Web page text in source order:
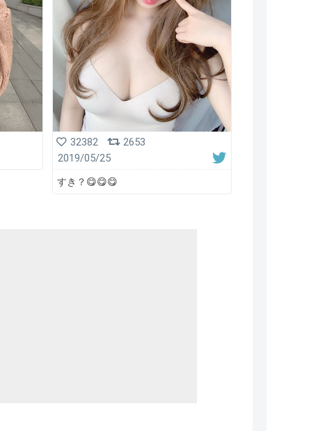
32382
2653
2019/05/25
すき？😋😋😋